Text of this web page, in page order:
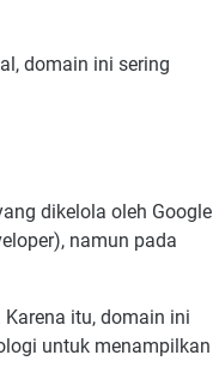
domain ini sering
dikelola oleh Google
namun pada
itu, domain ini
untuk menampilkan